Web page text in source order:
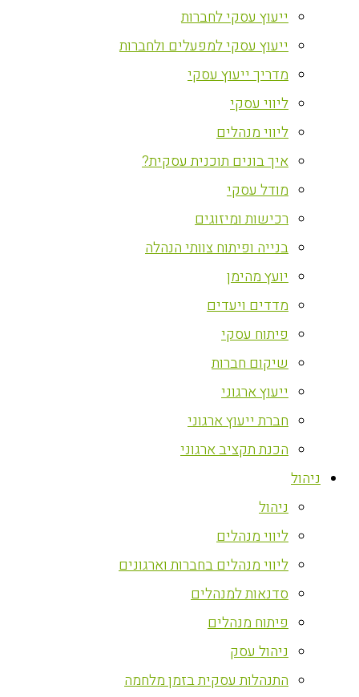
ייעוץ עסקי לחברות
ייעוץ עסקי למפעלים ולחברות
מדריך ייעוץ עסקי
ליווי עסקי
ליווי מנהלים
איך בונים תוכנית עסקית?
מודל עסקי
רכישות ומיזוגים
בנייה ופיתוח צוותי הנהלה
יועץ מהימן
מדדים ויעדים
פיתוח עסקי
שיקום חברות
ייעוץ ארגוני
חברת ייעוץ ארגוני
הכנת תקציב ארגוני
ניהול
ניהול
ליווי מנהלים
ליווי מנהלים בחברות וארגונים
סדנאות למנהלים
פיתוח מנהלים
ניהול עסק
התנהלות עסקית בזמן מלחמה